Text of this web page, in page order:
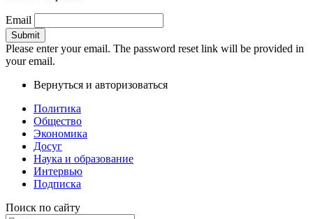
Email
Please enter your email. The password reset link will be provided in
your email.
Вернуться и авторизоваться
Политика
Общество
Экономика
Досуг
Наука и образование
Интервью
Подписка
Поиск по сайту